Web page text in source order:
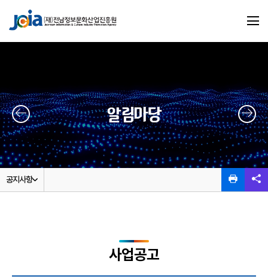
알림마당
공지사항
사업공고